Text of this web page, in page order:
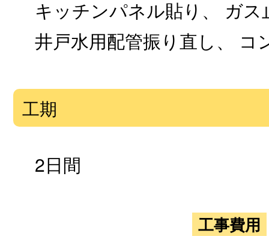
キッチンパネル貼り、 ガス
井戸水用配管振り直し、 コ
工期
2日間
工事費用